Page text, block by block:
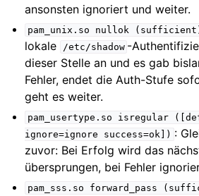
ansonsten ignoriert und weiter.
pam_unix.so nullok
lokale
/etc/shadow -
dieser Stelle an und es gab
Fehler, endet die Auth-Stufe
geht es weiter.
pam_usertype.so isregular
ignore=ignore
success=ok]) :
zuvor: Bei Erfolg wird das
übersprungen, bei Fehler
pam_sss.so forward_pass